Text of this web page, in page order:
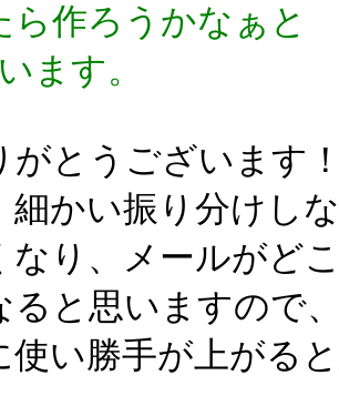
ら作ろうかなぁと
ます。
がとうございます
細かい振り分けし
なり、メールがど
ると思いますので
使い勝手が上がる